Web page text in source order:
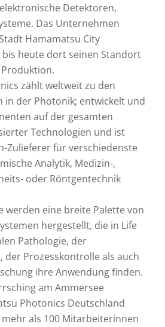
Detektoren,
Das Unternehmen
Hamamatsu City
heute dort seinen Standort
zählt weltweit zu den
in der Photonik; entwickelt und
auf der gesamten
Technologien und ist
Zulieferer für verschiedenste
Analytik, Medizin-,
oder Röntgentechnik
werden eine breite Palette von
hergestellt, die in Life
Pathologie, der
der Prozesskontrolle als auch
ihre Anwendung finden.
am Ammersee
Photonics Deutschland
als 100 Mitarbeiterinnen